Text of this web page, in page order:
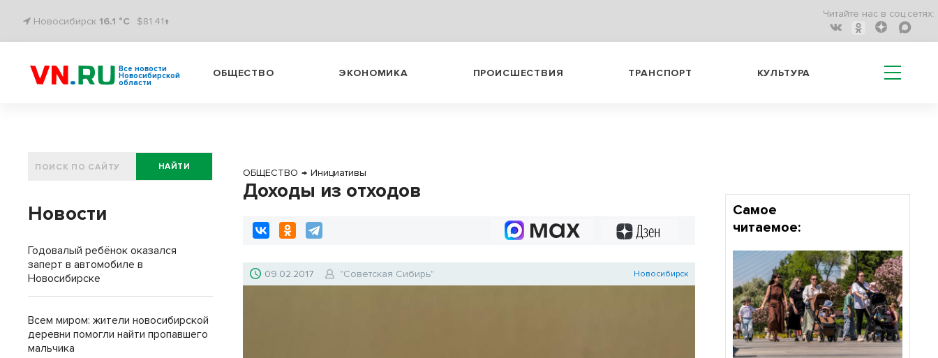
Новосибирск 16.1 °C $81.41↑
Читайте нас в соц.сетях:
Все новости
Новосибирской
области
ОБЩЕСТВО ЭКОНОМИКА ПРОИСШЕСТВИЯ ТРАНСПОРТ КУЛЬТУРА
ОБЩЕСТВО → Инициативы
Доходы из отходов
09.02.2017 "Советская Сибирь" Новосибирск
НАЙТИ
Новости
Годовалый ребёнок оказался
заперт в автомобиле в
Новосибирске
Всем миром: жители новосибирской
деревни помогли найти пропавшего
мальчика
Самое
читаемое: